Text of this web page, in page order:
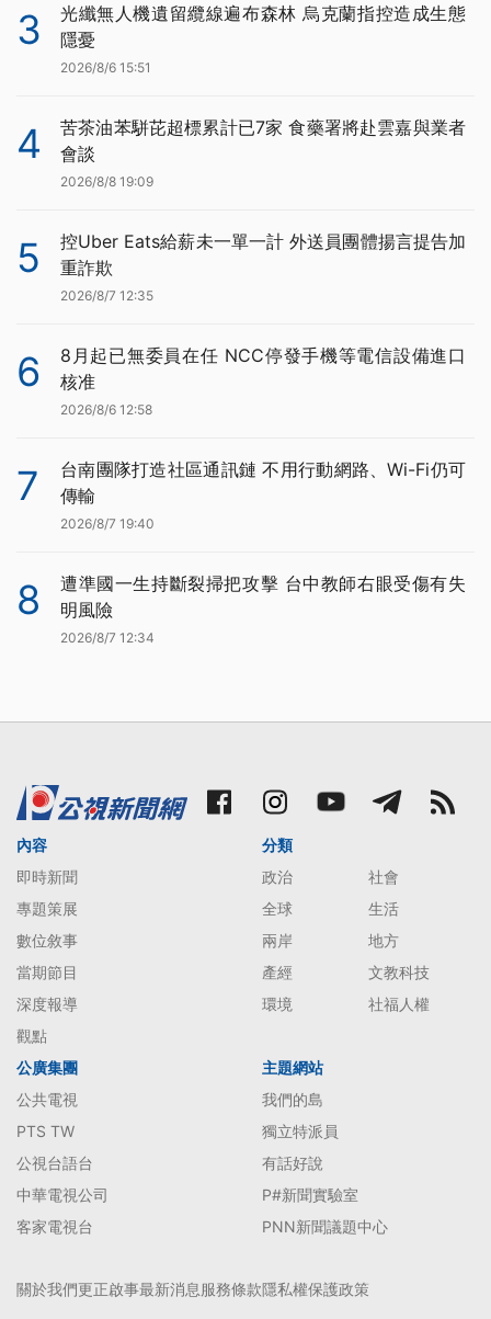
3
光纖無人機遺留纜線遍布森林 烏克蘭指控造成生態
隱憂
2026/8/6 15:51
4
苦茶油苯駢芘超標累計已7家 食藥署將赴雲嘉與業者
會談
2026/8/8 19:09
5
控Uber Eats給薪未一單一計 外送員團體揚言提告加
重詐欺
2026/8/7 12:35
6
8月起已無委員在任 NCC停發手機等電信設備進口
核准
2026/8/6 12:58
7
台南團隊打造社區通訊鏈 不用行動網路、Wi-Fi仍可
傳輸
2026/8/7 19:40
8
遭準國一生持斷裂掃把攻擊 台中教師右眼受傷有失
明風險
2026/8/7 12:34
內容
即時新聞
專題策展
數位敘事
當期節目
深度報導
觀點
分類
政治
社會
全球
生活
兩岸
地方
產經
文教科技
環境
社福人權
公廣集團
公共電視
PTS TW
公視台語台
中華電視公司
客家電視台
主題網站
我們的島
獨立特派員
有話好說
P#新聞實驗室
PNN新聞議題中心
關於我們更正啟事最新消息服務條款隱私權保護政策